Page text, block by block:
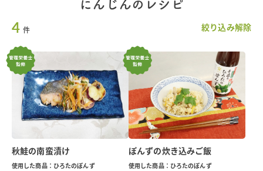
品
にんじんのレシピ
4 件 絞り込み解除
秋鮭の南蛮漬け
使用した商品：ひろたのぽんず
ぽんずの炊き込みご飯
使用した商品：ひろたのぽんず